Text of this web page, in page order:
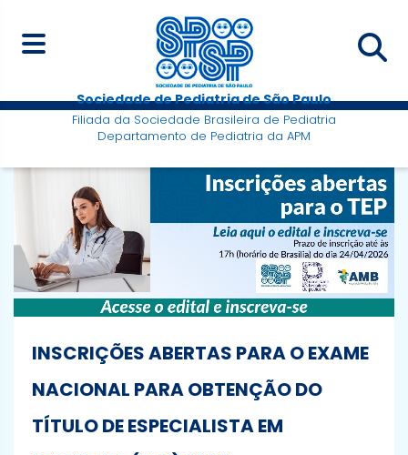
Sociedade de Pediatria de São Paulo
Filiada da Sociedade Brasileira de Pediatria
Departamento de Pediatria da APM
INSCRIÇÕES ABERTAS PARA O EXAME
NACIONAL PARA OBTENÇÃO DO
TÍTULO DE ESPECIALISTA EM